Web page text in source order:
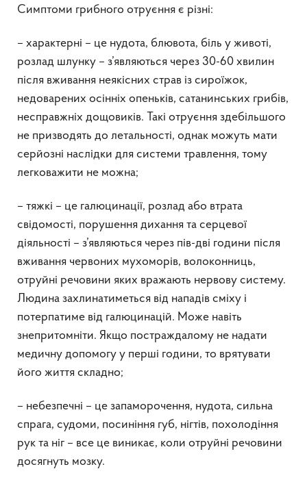
Симптоми грибного отруєння є різні:
– характерні – це нудота, блювота, біль у животі,
розлад шлунку – з’являються через 30-60 хвилин
після вживання неякісних страв із сироїжок,
недоварених осінніх опеньків, сатанинських грибів,
несправжніх дощовиків. Такі отруєння здебільшого
не призводять до летальності, однак можуть мати
серйозні наслідки для системи травлення, тому
легковажити не можна;
– тяжкі – це галюцинації, розлад або втрата
свідомості, порушення дихання та серцевої
діяльності – з’являються через пів-дві години після
вживання червоних мухоморів, волоконниць,
отруйні речовини яких вражають нервову систему.
Людина захлинатиметься від нападів сміху і
потерпатиме від галюцинацій. Може навіть
знепритомніти. Якщо постраждалому не надати
медичну допомогу у перші години, то врятувати
його життя складно;
– небезпечні – це запаморочення, нудота, сильна
спрага, судоми, посиніння губ, нігтів, похолодіння
рук та ніг – все це виникає, коли отруйні речовини
досягнуть мозку.